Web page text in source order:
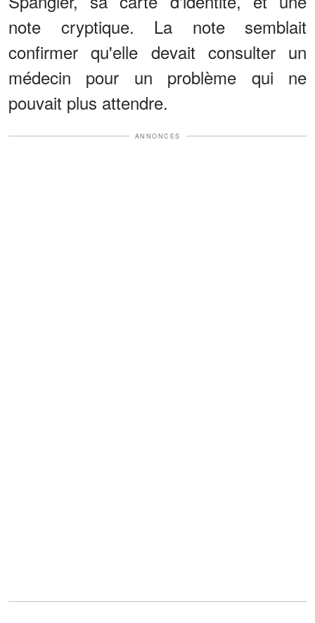
note cryptique. La note semblait
confirmer qu'elle devait consulter un
médecin pour un problème qui ne
pouvait plus attendre.
ANNONCES